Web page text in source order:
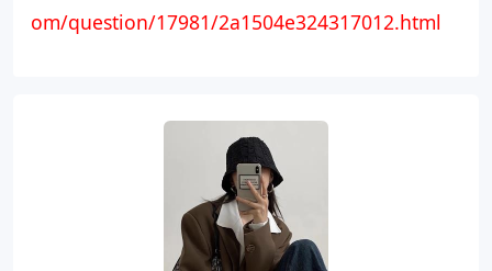
om/question/17981/2a1504e324317012.html